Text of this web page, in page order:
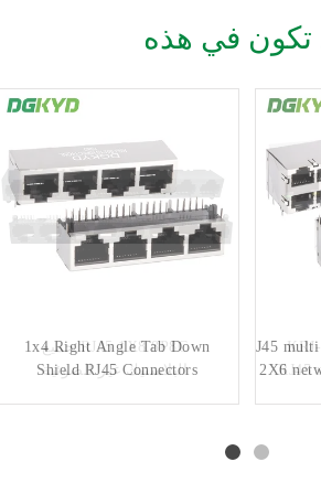
تكون في هذه
RJ45 1X8 8P8C جميع
البلاستيك غير الضوئية
RJ45
1x4 Right Angle Tab Down
Shield RJ45 Connectors
RJ45
2X6